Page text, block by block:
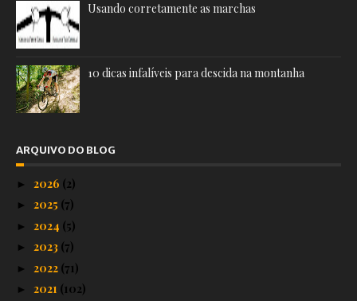
Usando corretamente as marchas
10 dicas infalíveis para descida na montanha
ARQUIVO DO BLOG
► 2026 (2)
► 2025 (7)
► 2024 (5)
► 2023 (7)
► 2022 (71)
► 2021 (102)